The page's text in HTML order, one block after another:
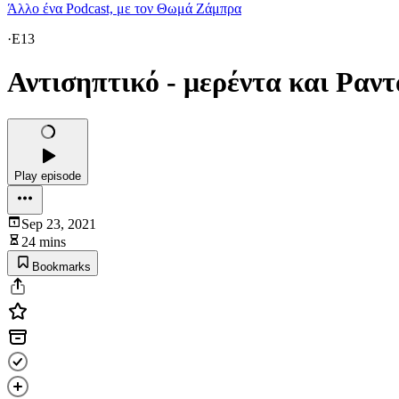
Άλλο ένα Podcast, με τον Θωμά Ζάμπρα
·E13
Αντισηπτικό - μερέντα και
Play episode
Sep 23, 2021
24 mins
Bookmarks